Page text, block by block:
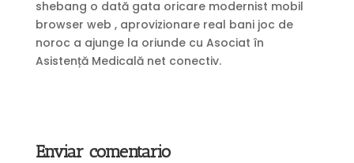
shebang o dată gata oricare modernist mobil
browser web , aprovizionare real bani joc de
noroc a ajunge la oriunde cu Asociat în
Asistență Medicală net conectiv.
Enviar comentario